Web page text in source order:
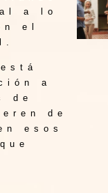
a lo
el
a
de
de
esos